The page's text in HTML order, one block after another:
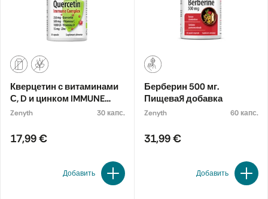
Кверцетин с витаминами
С, D и цинком IMMUNE
COMPLEX. Пищевая
Zenyth 30 капс.
17,99 €
Добавить
Берберин 500 мг.
Пищевая добавка
Zenyth 60 капс.
31,99 €
Добавить